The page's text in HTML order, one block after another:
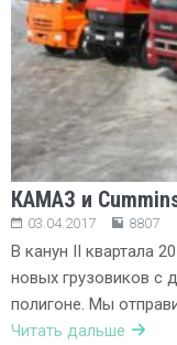
КАМАЗ и
03.04.2017 8807
В канун II квартала
новых грузовиков с
полигоне. Мы
Читать дальше